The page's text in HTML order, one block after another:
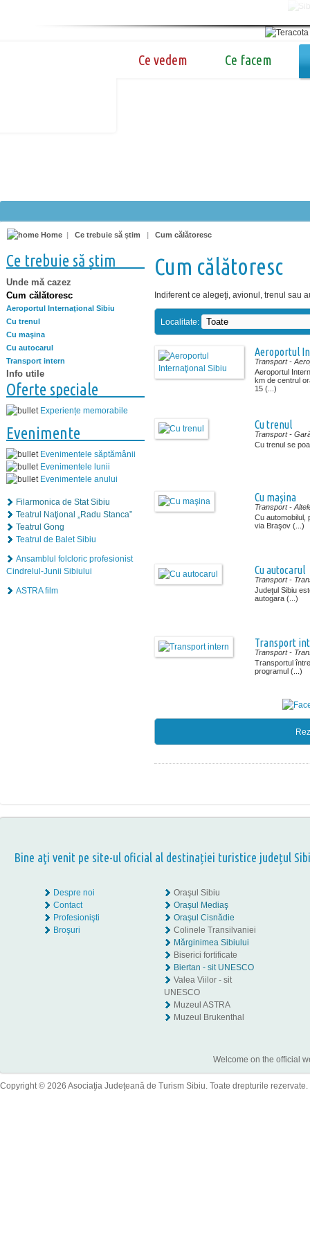
Ce vedem Ce facem
Home | Ce trebuie să știm | Cum călătoresc
Ce trebuie să știm
Unde mă cazez
Cum călătoresc
Aeroportul Internaţional Sibiu
Cu trenul
Cu maşina
Cu autocarul
Transport intern
Info utile
Oferte speciale
Experiențe memorabile
Evenimente
Evenimentele săptămânii
Evenimentele lunii
Evenimentele anului
Filarmonica de Stat Sibiu
Teatrul Naţional „Radu Stanca”
Teatrul Gong
Teatrul de Balet Sibiu
Ansamblul folcloric profesionist
Cindrelul-Junii Sibiului
ASTRA film
Cum călătoresc
Indiferent ce alegeţi, avionul, trenul sau
Localitate:
Aeroportul
Transport -
Aeroportul
km de centrul
15 (...)
Cu trenul
Transport -
Cu trenul se
Cu maşina
Transport -
Cu automobilul,
via Braşov (...)
Cu autocarul
Transport -
Judeţul Sibiu
autogara (...)
Transport
Transport -
Transportul
programul (...)
Bine aţi venit pe site-ul oficial al destinației turistice județul
Despre noi
Contact
Profesionişti
Broşuri
Oraşul Sibiu
Oraşul Mediaş
Oraşul Cisnădie
Colinele Transilvaniei
Mărginimea Sibiului
Biserici fortificate
Biertan - sit UNESCO
Valea Viilor - sit
UNESCO
Muzeul ASTRA
Muzeul Brukenthal
Welcome on the official
Copyright © 2026 Asociaţia Judeţeană de Turism Sibiu. Toate drepturile rezervate.